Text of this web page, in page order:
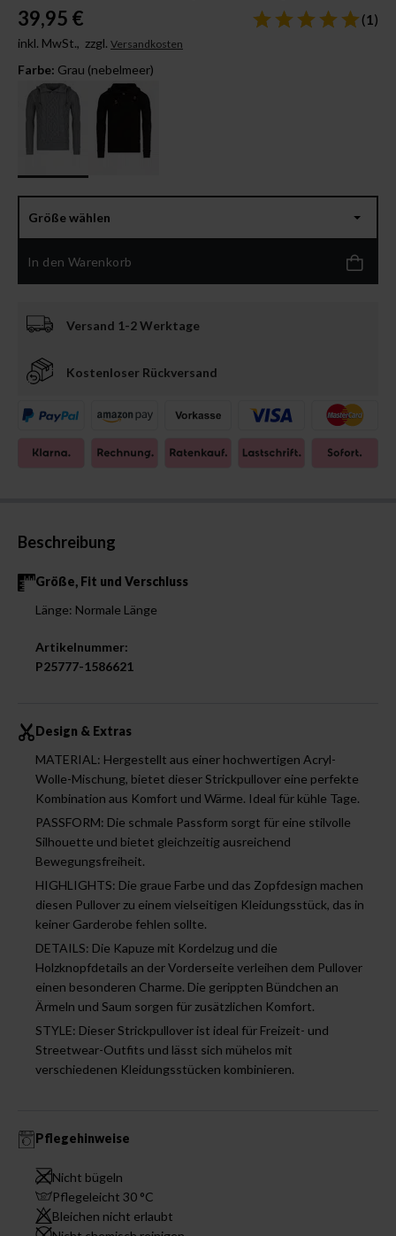
39,95 €
inkl. MwSt., zzgl. Versandkosten
(1 )
Farbe: Grau (nebelmeer)
Größe wählen
In den Warenkorb
Versand 1-2 Werktage
Kostenloser Rückversand
Beschreibung
Größe, Fit und Verschluss
Länge: Normale Länge
Artikelnummer:
P25777-1586621
Design & Extras
MATERIAL: Hergestellt aus einer hochwertigen Acryl-
Wolle-Mischung, bietet dieser Strickpullover eine perfekte
Kombination aus Komfort und Wärme. Ideal für kühle Tage.
PASSFORM: Die schmale Passform sorgt für eine stilvolle
Silhouette und bietet gleichzeitig ausreichend
Bewegungsfreiheit.
HIGHLIGHTS: Die graue Farbe und das Zopfdesign machen
diesen Pullover zu einem vielseitigen Kleidungsstück, das in
keiner Garderobe fehlen sollte.
DETAILS: Die Kapuze mit Kordelzug und die
Holzknopfdetails an der Vorderseite verleihen dem Pullover
einen besonderen Charme. Die gerippten Bündchen an
Ärmeln und Saum sorgen für zusätzlichen Komfort.
STYLE: Dieser Strickpullover ist ideal für Freizeit- und
Streetwear-Outfits und lässt sich mühelos mit
verschiedenen Kleidungsstücken kombinieren.
Pflegehinweise
Nicht bügeln
Pflegeleicht 30 °C
Bleichen nicht erlaubt